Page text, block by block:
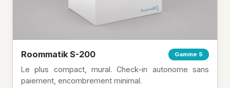
Roommatik S-200 Gamme S
Le plus compact, mural. Check-in autonome sans
paiement, encombrement minimal.